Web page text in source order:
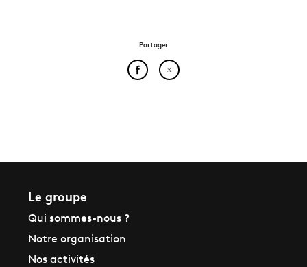
Partager
Partager cet article sur
Partager cet article sur
Le groupe
Qui sommes-nous ?
Notre organisation
Nos activités